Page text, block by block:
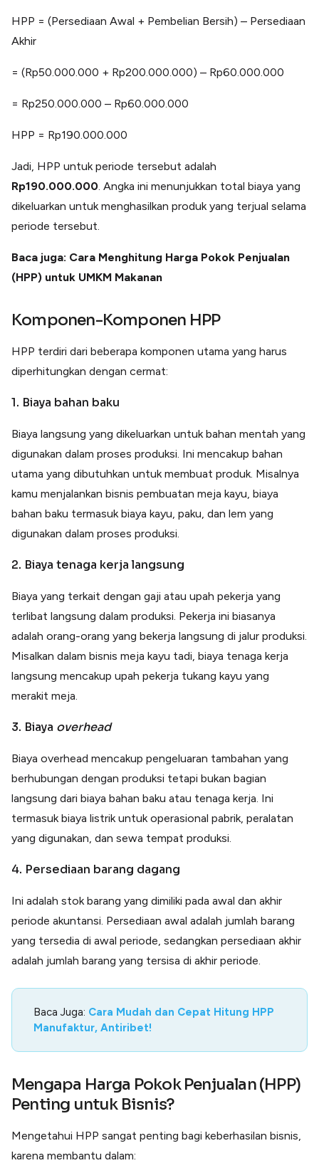
HPP = (Persediaan Awal + Pembelian Bersih) – Persediaan
Akhir
= (Rp50.000.000 + Rp200.000.000) – Rp60.000.000
= Rp250.000.000 – Rp60.000.000
HPP = Rp190.000.000
Jadi, HPP untuk periode tersebut adalah
Rp190.000.000. Angka ini menunjukkan total biaya yang
dikeluarkan untuk menghasilkan produk yang terjual selama
periode tersebut.
Baca juga: Cara Menghitung Harga Pokok Penjualan
(HPP) untuk UMKM Makanan
Komponen-Komponen HPP
HPP terdiri dari beberapa komponen utama yang harus
diperhitungkan dengan cermat:
1. Biaya bahan baku
Biaya langsung yang dikeluarkan untuk bahan mentah yang
digunakan dalam proses produksi. Ini mencakup bahan
utama yang dibutuhkan untuk membuat produk. Misalnya
kamu menjalankan bisnis pembuatan meja kayu, biaya
bahan baku termasuk biaya kayu, paku, dan lem yang
digunakan dalam proses produksi.
2. Biaya tenaga kerja langsung
Biaya yang terkait dengan gaji atau upah pekerja yang
terlibat langsung dalam produksi. Pekerja ini biasanya
adalah orang-orang yang bekerja langsung di jalur produksi.
Misalkan dalam bisnis meja kayu tadi, biaya tenaga kerja
langsung mencakup upah pekerja tukang kayu yang
merakit meja.
3. Biaya overhead
Biaya overhead mencakup pengeluaran tambahan yang
berhubungan dengan produksi tetapi bukan bagian
langsung dari biaya bahan baku atau tenaga kerja. Ini
termasuk biaya listrik untuk operasional pabrik, peralatan
yang digunakan, dan sewa tempat produksi.
4. Persediaan barang dagang
Ini adalah stok barang yang dimiliki pada awal dan akhir
periode akuntansi. Persediaan awal adalah jumlah barang
yang tersedia di awal periode, sedangkan persediaan akhir
adalah jumlah barang yang tersisa di akhir periode.
Baca Juga: Cara Mudah dan Cepat Hitung HPP
Manufaktur, Antiribet!
Mengapa Harga Pokok Penjualan (HPP)
Penting untuk Bisnis?
Mengetahui HPP sangat penting bagi keberhasilan bisnis,
karena membantu dalam: